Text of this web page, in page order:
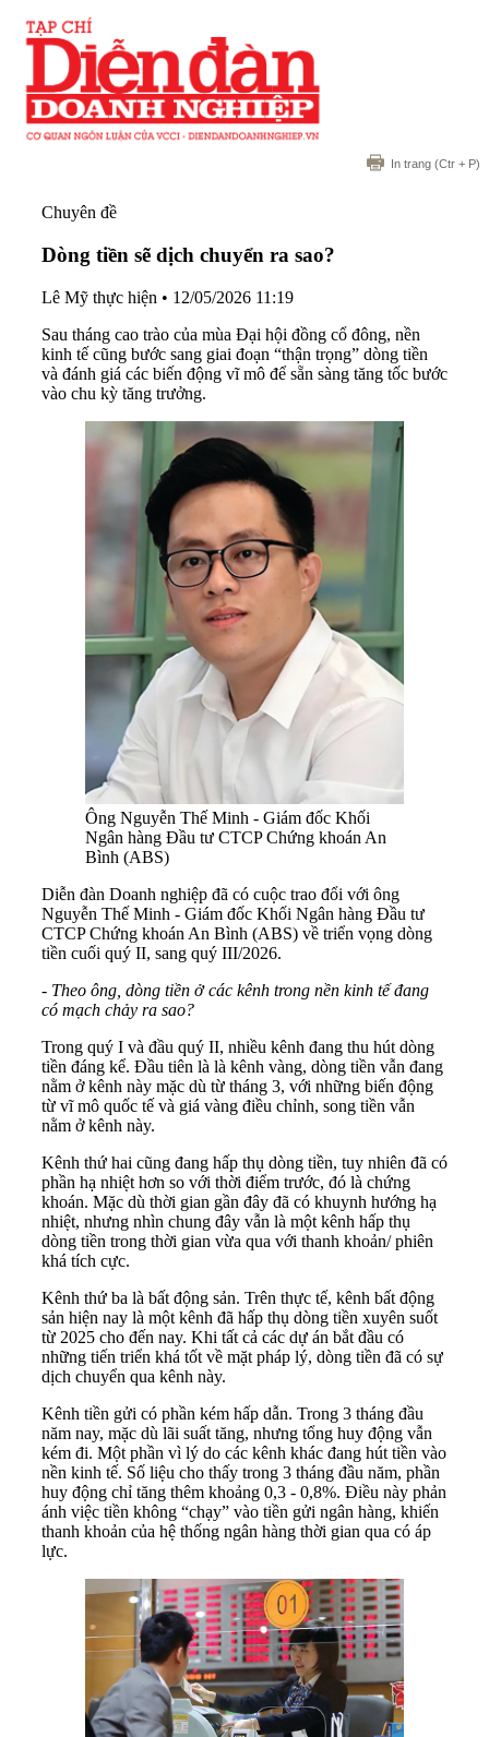
In trang (Ctr + P)
Chuyên đề
Dòng tiền sẽ dịch chuyển ra sao?
Lê Mỹ thực hiện • 12/05/2026 11:19
Sau tháng cao trào của mùa Đại hội đồng cổ đông, nền
kinh tế cũng bước sang giai đoạn “thận trọng” dòng tiền
và đánh giá các biến động vĩ mô để sẵn sàng tăng tốc bước
vào chu kỳ tăng trưởng.
Ông Nguyễn Thế Minh - Giám đốc Khối
Ngân hàng Đầu tư CTCP Chứng khoán An
Bình (ABS)
Diễn đàn Doanh nghiệp đã có cuộc trao đổi với ông
Nguyễn Thế Minh - Giám đốc Khối Ngân hàng Đầu tư
CTCP Chứng khoán An Bình (ABS) về triển vọng dòng
tiền cuối quý II, sang quý III/2026.
- Theo ông, dòng tiền ở các kênh trong nền kinh tế đang
có mạch chảy ra sao?
Trong quý I và đầu quý II, nhiều kênh đang thu hút dòng
tiền đáng kể. Đầu tiên là là kênh vàng, dòng tiền vẫn đang
nằm ở kênh này mặc dù từ tháng 3, với những biến động
từ vĩ mô quốc tế và giá vàng điều chỉnh, song tiền vẫn
nằm ở kênh này.
Kênh thứ hai cũng đang hấp thụ dòng tiền, tuy nhiên đã có
phần hạ nhiệt hơn so với thời điểm trước, đó là chứng
khoán. Mặc dù thời gian gần đây đã có khuynh hướng hạ
nhiệt, nhưng nhìn chung đây vẫn là một kênh hấp thụ
dòng tiền trong thời gian vừa qua với thanh khoản/ phiên
khá tích cực.
Kênh thứ ba là bất động sản. Trên thực tế, kênh bất động
sản hiện nay là một kênh đã hấp thụ dòng tiền xuyên suốt
từ 2025 cho đến nay. Khi tất cả các dự án bắt đầu có
những tiến triển khá tốt về mặt pháp lý, dòng tiền đã có sự
dịch chuyển qua kênh này.
Kênh tiền gửi có phần kém hấp dẫn. Trong 3 tháng đầu
năm nay, mặc dù lãi suất tăng, nhưng tổng huy động vẫn
kém đi. Một phần vì lý do các kênh khác đang hút tiền vào
nền kinh tế. Số liệu cho thấy trong 3 tháng đầu năm, phần
huy động chỉ tăng thêm khoảng 0,3 - 0,8%. Điều này phản
ánh việc tiền không “chạy” vào tiền gửi ngân hàng, khiến
thanh khoản của hệ thống ngân hàng thời gian qua có áp
lực.